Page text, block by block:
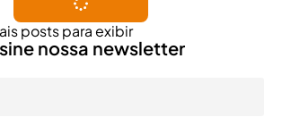
posts para exibir
nossa newsletter